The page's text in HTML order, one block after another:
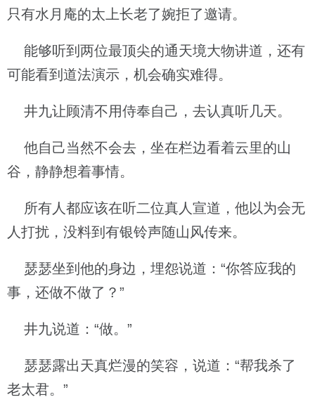
只有水月庵的太上长老了婉拒了邀请。
能够听到两位最顶尖的通天境大物讲道，还有
可能看到道法演示，机会确实难得。
井九让顾清不用侍奉自己，去认真听几天。
他自己当然不会去，坐在栏边看着云里的山
谷，静静想着事情。
所有人都应该在听二位真人宣道，他以为会无
人打扰，没料到有银铃声随山风传来。
瑟瑟坐到他的身边，埋怨说道：“你答应我的
事，还做不做了？”
井九说道：“做。”
瑟瑟露出天真烂漫的笑容，说道：“帮我杀了
老太君。”